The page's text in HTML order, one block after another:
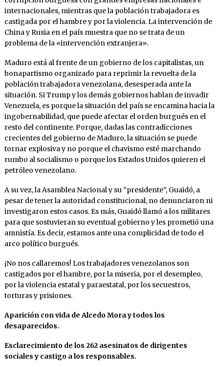
internacionales, mientras que la población trabajadora es
castigada por el hambre y por la violencia. La intervención de
China y Rusia en el país muestra que no se trata de un
problema de la «intervención extranjera».
Maduro está al frente de un gobierno de los capitalistas, un
bonapartismo organizado para reprimir la revuelta de la
población trabajadora venezolana, desesperada ante la
situación. Si Trump y los demás gobiernos hablan de invadir
Venezuela, es porque la situación del país se encamina hacia la
ingobernabilidad, que puede afectar el orden burgués en el
resto del continente. Porque, dadas las contradicciones
crecientes del gobierno de Maduro, la situación se puede
tornar explosiva y no porque el chavismo esté marchando
rumbo al socialismo o porque los Estados Unidos quieren el
petróleo venezolano.
A su vez, la Asamblea Nacional y su “presidente”, Guaidó, a
pesar de tener la autoridad constitucional, no denunciaron ni
investigaron estos casos. Es más, Guaidó llamó a los militares
para que sostuvieran su eventual gobierno y les prometió una
amnistía. Es decir, estamos ante una complicidad de todo el
arco político burgués.
¡No nos callaremos! Los trabajadores venezolanos son
castigados por el hambre, por la miseria, por el desempleo,
por la violencia estatal y paraestatal, por los secuestros,
torturas y prisiones.
Aparición con vida de Alcedo Mora y todos los
desaparecidos.
Esclarecimiento de los 262 asesinatos de dirigentes
sociales y castigo a los responsables.